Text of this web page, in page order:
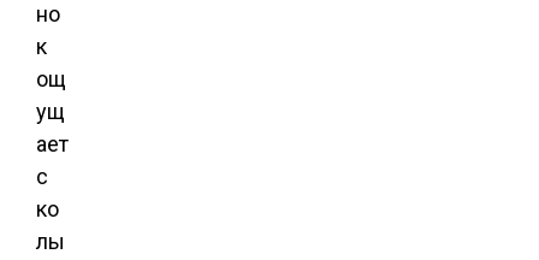
но
к
ощ
ущ
ает
с
ко
лы